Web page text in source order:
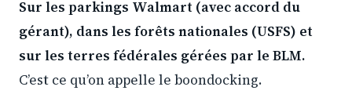
Sur les parkings Walmart (avec accord du
gérant), dans les forêts nationales (USFS) et
sur les terres fédérales gérées par le BLM.
C’est ce qu’on appelle le boondocking.